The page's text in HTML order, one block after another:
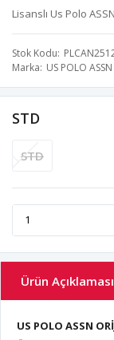
Lisanslı Us Polo
Stok Kodu
Marka US POLO ASSN
STD
STD
Ürün Açıklaması
US POLO ASSN